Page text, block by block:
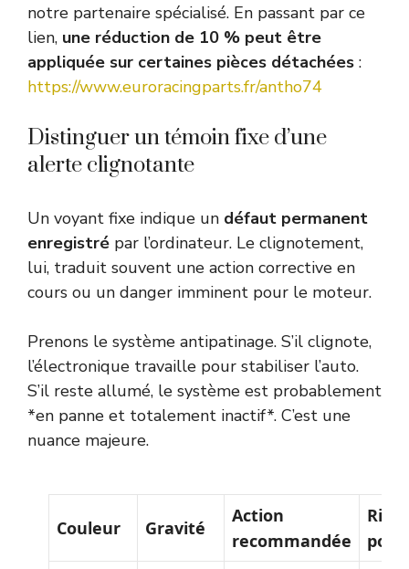
notre partenaire spécialisé. En passant par ce
lien, une réduction de 10 % peut être
appliquée sur certaines pièces détachées :
https://www.euroracingparts.fr/antho74
Distinguer un témoin fixe d’une
alerte clignotante
Un voyant fixe indique un défaut permanent
enregistré par l’ordinateur. Le clignotement,
lui, traduit souvent une action corrective en
cours ou un danger imminent pour le moteur.
Prenons le système antipatinage. S’il clignote,
l’électronique travaille pour stabiliser l’auto.
S’il reste allumé, le système est probablement
*en panne et totalement inactif*. C’est une
nuance majeure.
Couleur Gravité
Action
recommandée